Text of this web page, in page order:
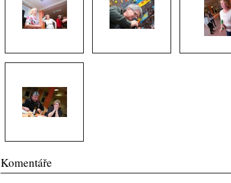
Komentáře